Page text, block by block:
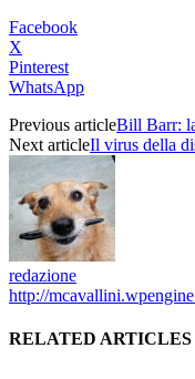
Facebook
X
Pinterest
WhatsApp
Previous articleBill Barr:
Next articleIl virus della
redazione
http://
RELATED ARTICLES